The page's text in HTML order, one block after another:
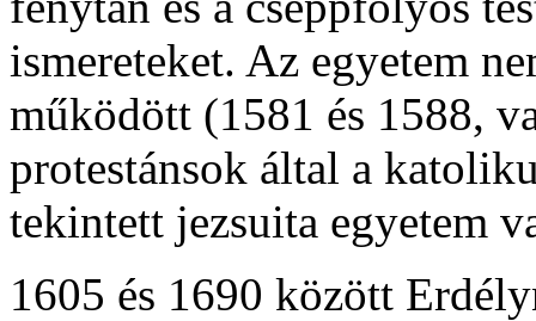
ismereteket. Az egyetem
működött (1581 és 1588,
protestánsok által a
tekintett jezsuita egyetem
1605 és 1690 között